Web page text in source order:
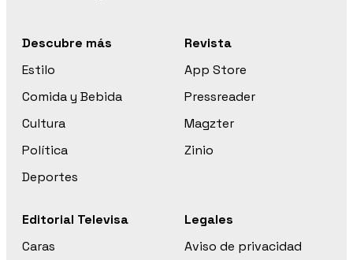
Descubre más
Estilo
Comida y Bebida
Cultura
Política
Deportes
Revista
App Store
Pressreader
Magzter
Zinio
Editorial Televisa
Caras
Legales
Aviso de privacidad